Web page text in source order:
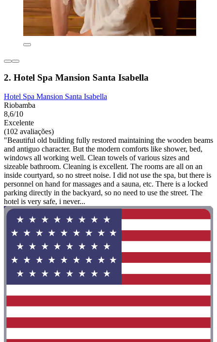
2. Hotel Spa Mansion Santa Isabella
Hotel Spa Mansion Santa Isabella
Riobamba
8,6/10
Excelente
(102 avaliações)
"Beautiful old building fully restored maintaining the wooden beams
and antiguo character. But the modern comforts like shower, bed,
windows all working well. Clean towels of various sizes and
sizeable bathroom. Cleaning is excellent. The rooms are all on an
inside courtyard, so no street noise. I did not use the spa, but there is
personnel on hand for massages and a sauna, etc. There is a locked
parking directly in the backyard, so no need to use the street. The
hotel is very safe, i never...